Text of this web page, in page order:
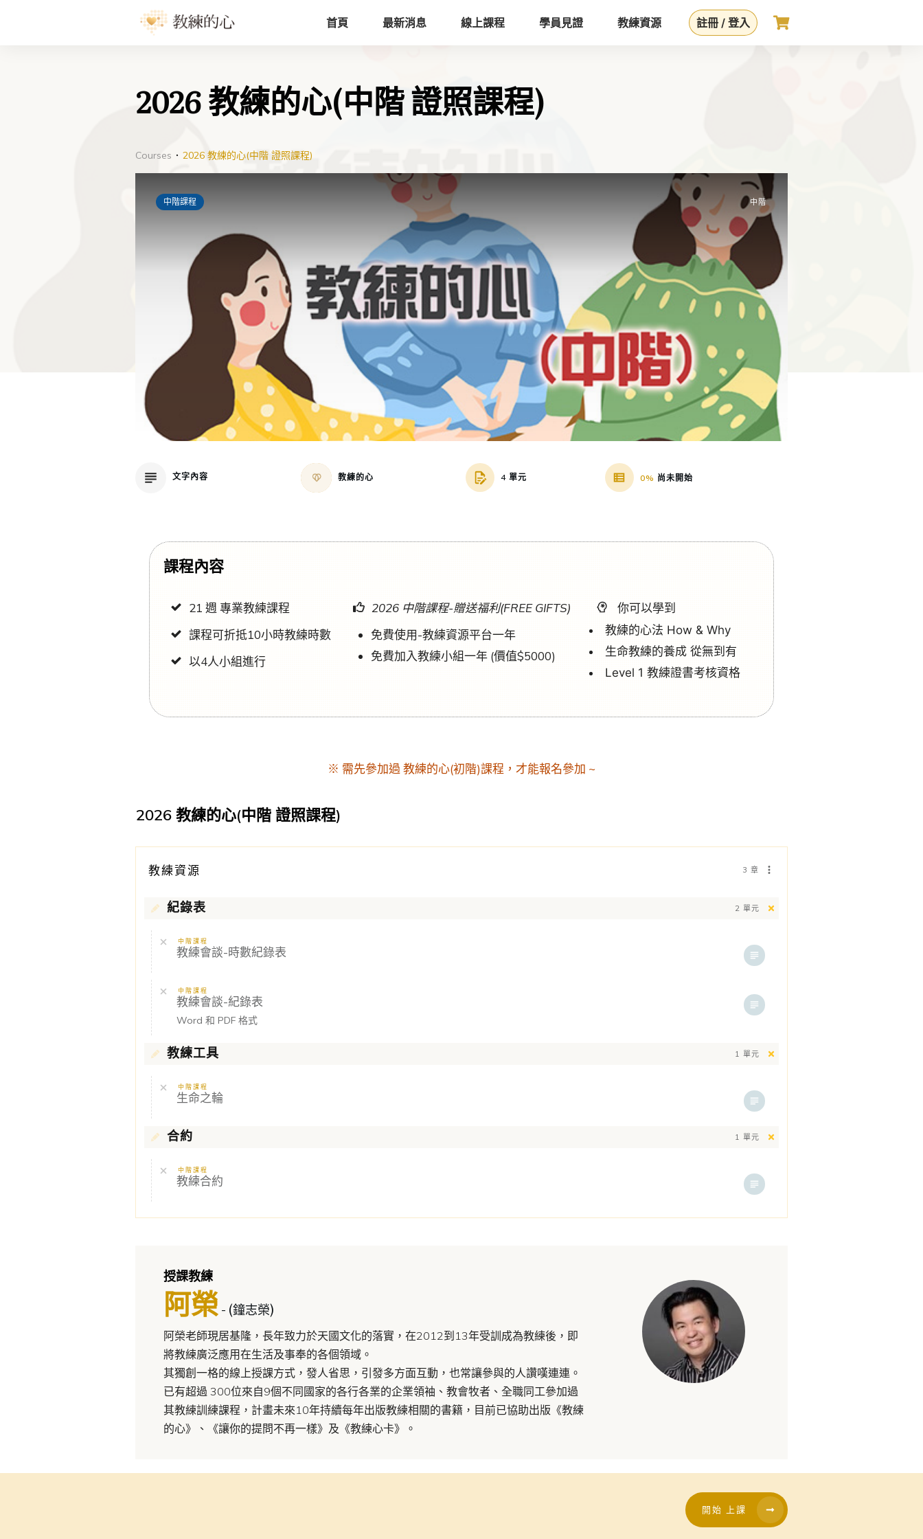
首頁 最新消息 線上課程 學員見證 教練資源 註冊 / 登入
2026 教練的心(中階 證照課程)
Courses 2026 教練的心(中階 證照課程)
中階課程 中階
文字內容 教練的心 4 單元 0% 尚未開始
課程內容
21 週 專業教練課程
課程可折抵10小時教練時數
以4人小組進行
2026 中階課程-贈送福利(FREE GIFTS)
免費使用-教練資源平台一年
免費加入教練小組一年 (價值$5000)
你可以學到
教練的心法 How & Why
生命教練的養成 從無到有
Level 1 教練證書考核資格
※ 需先參加過 教練的心(初階)課程，才能報名參加 ~
2026 教練的心(中階 證照課程)
教練資源 3 章
紀錄表 2 單元
中階課程
教練會談-時數紀錄表
中階課程
教練會談-紀錄表
Word 和 PDF 格式
教練工具 1 單元
中階課程
生命之輪
合約 1 單元
中階課程
教練合約
授課教練
阿榮 - (鐘志榮)
阿榮老師現居基隆，長年致力於天國文化的落實，在2012到13年受訓成為教練後，即
將教練廣泛應用在生活及事奉的各個領域。
其獨創一格的線上授課方式，發人省思，引發多方面互動，也常讓參與的人讚嘆連連。
已有超過 300位來自9個不同國家的各行各業的企業領袖、教會牧者、全職同工參加過
其教練訓練課程，計畫未來10年持續每年出版教練相關的書籍，目前已協助出版《教練
的心》、《讓你的提問不再一樣》及《教練心卡》。
開始 上課